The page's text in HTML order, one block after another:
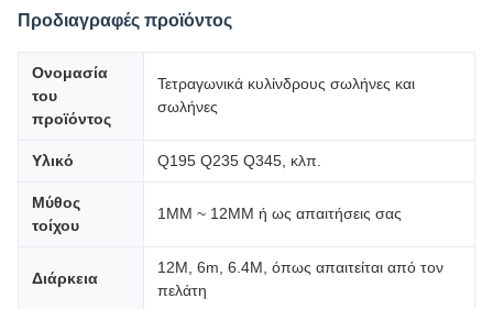
Προδιαγραφές προϊόντος
Ονομασία
του
προϊόντος
Τετραγωνικά κυλίνδρους σωλήνες και
σωλήνες
Υλικό Q195 Q235 Q345, κλπ.
Μύθος
τοίχου
1MM ~ 12MM ή ως απαιτήσεις σας
Διάρκεια
12M, 6m, 6.4M, όπως απαιτείται από τον
πελάτη